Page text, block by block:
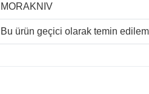
MORAKNIV
Bu ürün geçici olarak temin